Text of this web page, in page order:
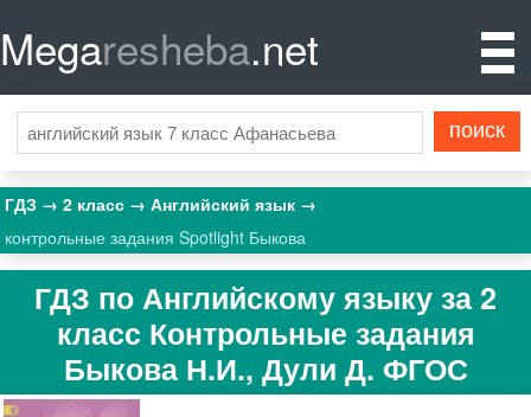
Megaresheba.net
ГДЗ 2 класс
Английский язык
контрольные задания Spotlight Быкова
ГДЗ по Английскому языку за 2
класс Контрольные задания
Быкова Н.И., Дули Д. ФГОС